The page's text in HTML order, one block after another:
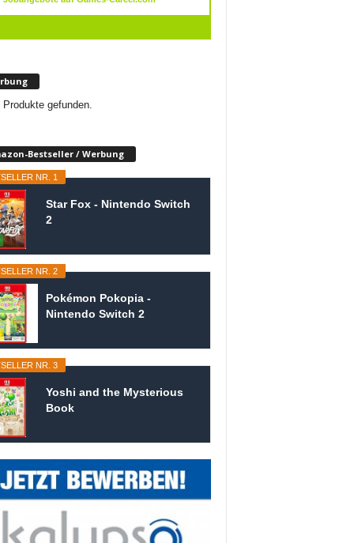
gefunden.
Bestseller / Werbung
NR. 1
Star Fox - Nintendo Switch
2
NR. 2
Pokémon Pokopia -
Nintendo Switch 2
NR. 3
Yoshi and the Mysterious
Book